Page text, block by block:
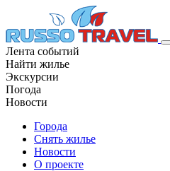
Лента событий
Найти жилье
Экскурсии
Погода
Новости
Города
Снять жилье
Новости
О проекте